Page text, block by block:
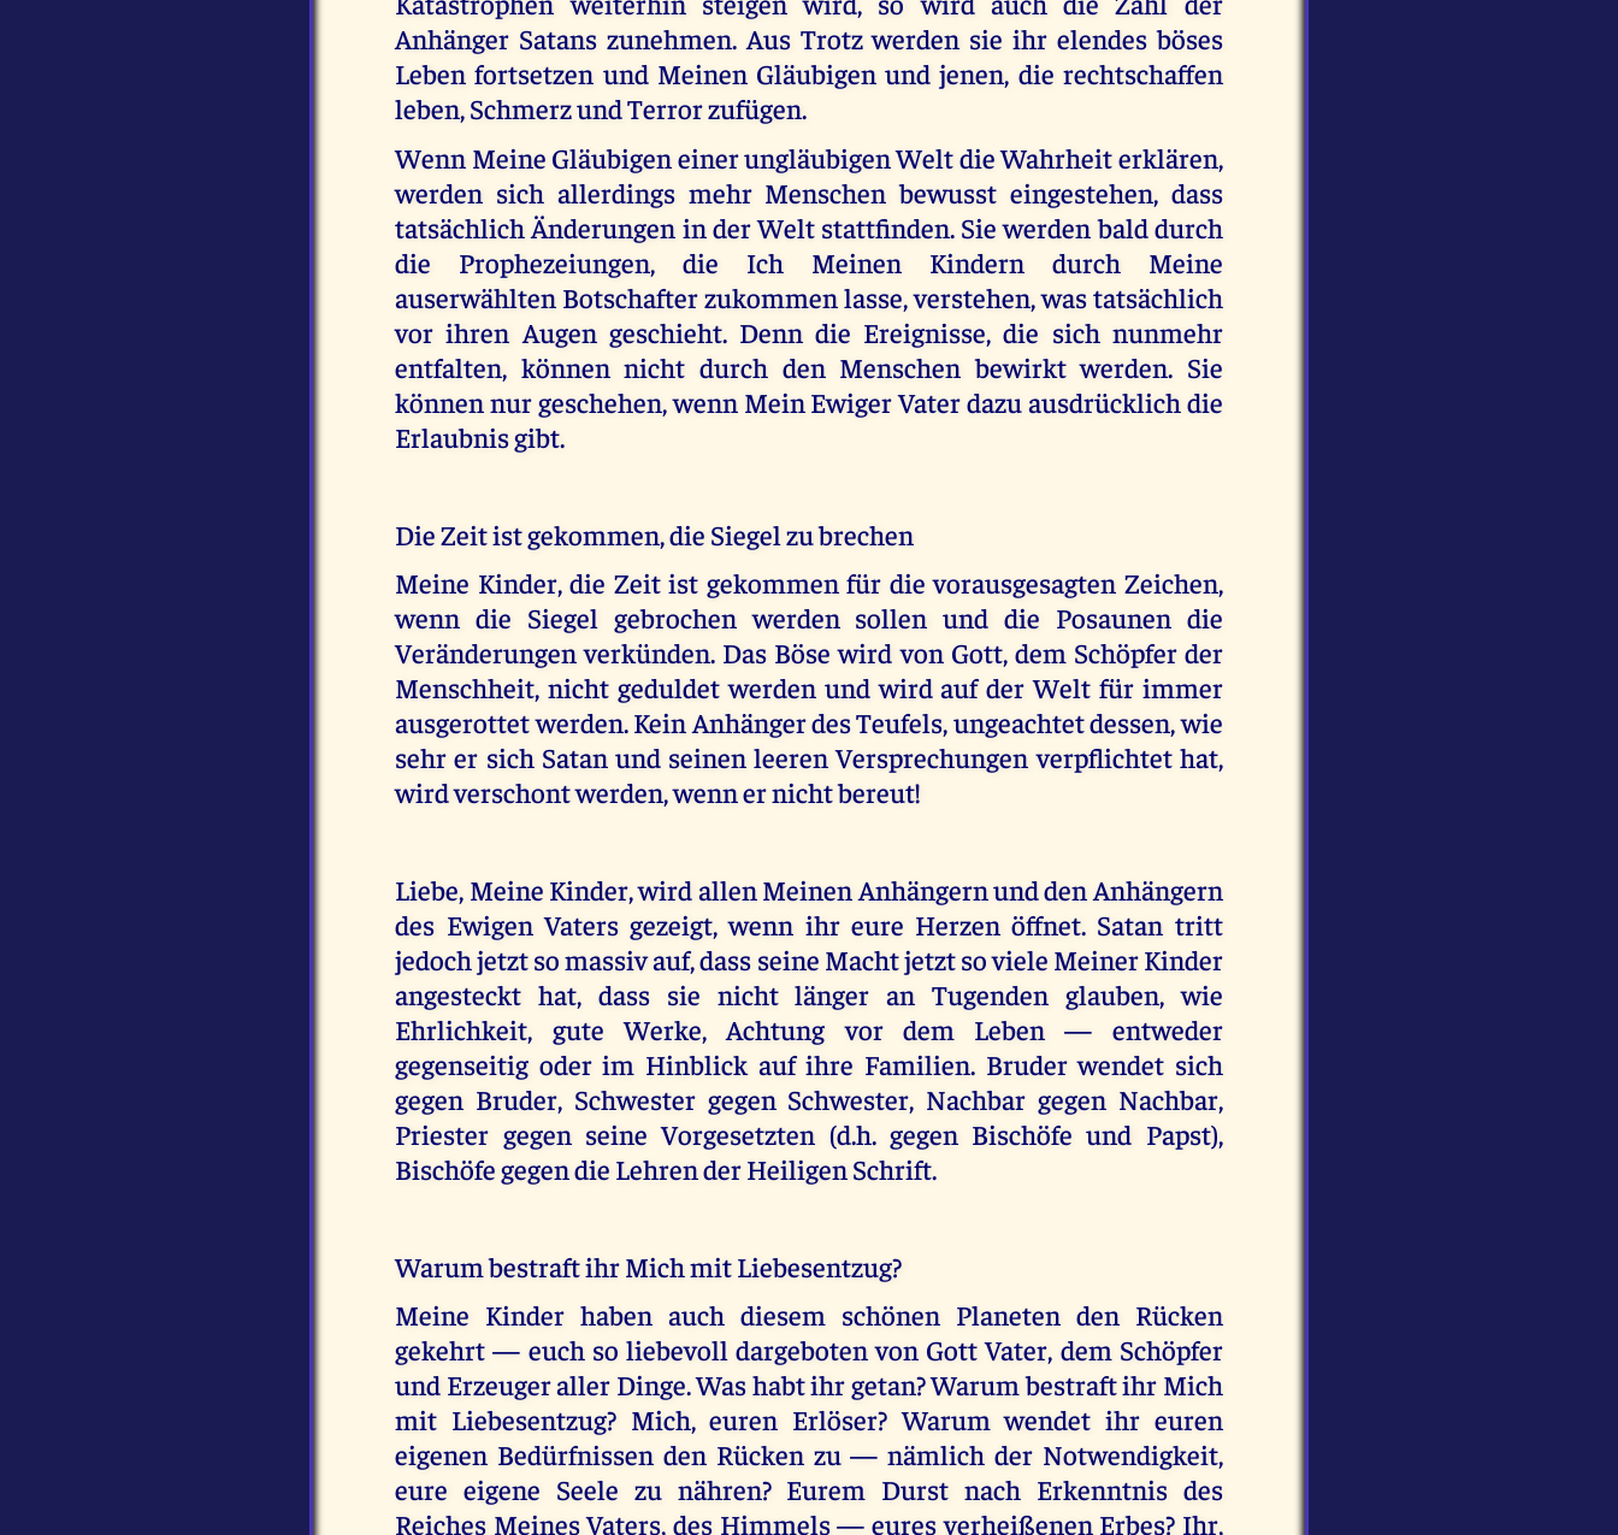
Anhänger Satans zunehmen. Aus Trotz werden sie ihr elendes böses
Leben fortsetzen und Meinen Gläubigen und jenen, die rechtschaffen
leben, Schmerz und Terror zufügen.
Wenn Meine Gläubigen einer ungläubigen Welt die Wahrheit erklären,
werden sich allerdings mehr Menschen bewusst eingestehen, dass
tatsächlich Änderungen in der Welt stattfinden. Sie werden bald durch
die Prophezeiungen, die Ich Meinen Kindern durch Meine
auserwählten Botschafter zukommen lasse, verstehen, was tatsächlich
vor ihren Augen geschieht. Denn die Ereignisse, die sich nunmehr
entfalten, können nicht durch den Menschen bewirkt werden. Sie
können nur geschehen, wenn Mein Ewiger Vater dazu ausdrücklich die
Erlaubnis gibt.
Die Zeit ist gekommen, die Siegel zu brechen
Meine Kinder, die Zeit ist gekommen für die vorausgesagten Zeichen,
wenn die Siegel gebrochen werden sollen und die Posaunen die
Veränderungen verkünden. Das Böse wird von Gott, dem Schöpfer der
Menschheit, nicht geduldet werden und wird auf der Welt für immer
ausgerottet werden. Kein Anhänger des Teufels, ungeachtet dessen, wie
sehr er sich Satan und seinen leeren Versprechungen verpflichtet hat,
wird verschont werden, wenn er nicht bereut!
Liebe, Meine Kinder, wird allen Meinen Anhängern und den Anhängern
des Ewigen Vaters gezeigt, wenn ihr eure Herzen öffnet. Satan tritt
jedoch jetzt so massiv auf, dass seine Macht jetzt so viele Meiner Kinder
angesteckt hat, dass sie nicht länger an Tugenden glauben, wie
Ehrlichkeit, gute Werke, Achtung vor dem Leben — entweder
gegenseitig oder im Hinblick auf ihre Familien. Bruder wendet sich
gegen Bruder, Schwester gegen Schwester, Nachbar gegen Nachbar,
Priester gegen seine Vorgesetzten (d.h. gegen Bischöfe und Papst),
Bischöfe gegen die Lehren der Heiligen Schrift.
Warum bestraft ihr Mich mit Liebesentzug?
Meine Kinder haben auch diesem schönen Planeten den Rücken
gekehrt — euch so liebevoll dargeboten von Gott Vater, dem Schöpfer
und Erzeuger aller Dinge. Was habt ihr getan? Warum bestraft ihr Mich
mit Liebesentzug? Mich, euren Erlöser? Warum wendet ihr euren
eigenen Bedürfnissen den Rücken zu — nämlich der Notwendigkeit,
eure eigene Seele zu nähren? Eurem Durst nach Erkenntnis des
Reiches Meines Vaters, des Himmels — eures verheißenen Erbes? Ihr,